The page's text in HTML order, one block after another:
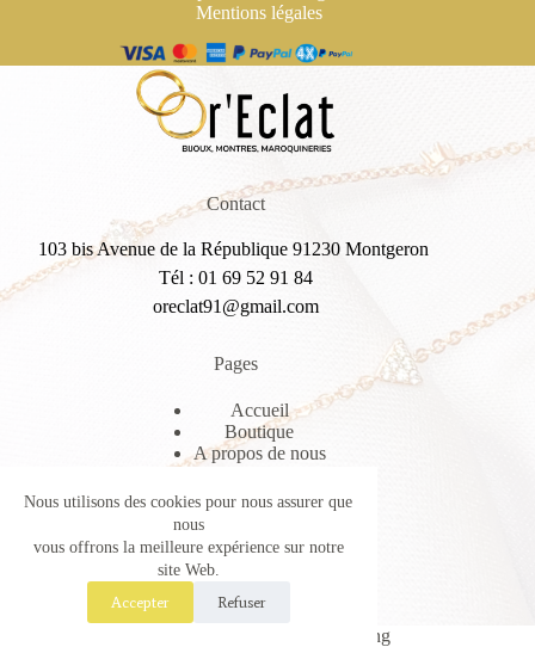
Nous utilisons des cookies pour nous assurer que
nous
vous offrons la meilleure expérience sur notre
site Web.
Accepter
Refuser
Mentions légales
Contact
103 bis Avenue de la République 91230 Montgeron
Tél : 01 69 52 91 84
oreclat91@gmail.com
Pages
Accueil
Boutique
A propos de nous
Panier
Réseaux Sociaux
Instagram
Facebook
ma holding